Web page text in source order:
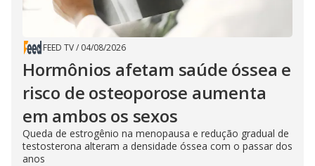
FEED TV/ 04/08/2026
Hormônios afetam saúde óssea e
risco de osteoporose aumenta
em ambos os sexos
Queda de estrogênio na menopausa e redução gradual de
testosterona alteram a densidade óssea com o passar dos
anos